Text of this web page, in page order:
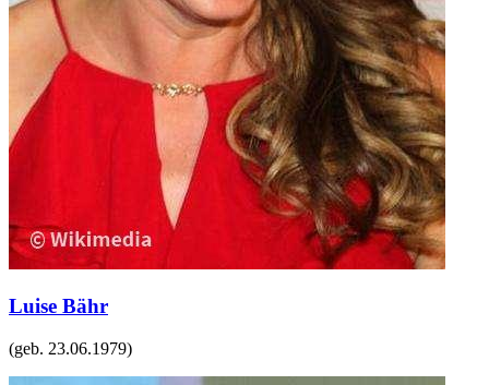
Luise Bähr
(geb. 23.06.1979)